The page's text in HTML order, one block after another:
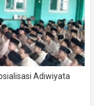
Adiwiyata